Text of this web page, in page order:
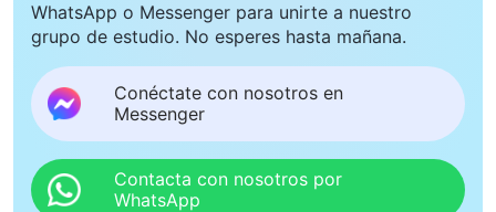
WhatsApp o Messenger para unirte a nuestro
grupo de estudio. No esperes hasta mañana.
Conéctate con nosotros en
Messenger
Contacta con nosotros por
WhatsApp